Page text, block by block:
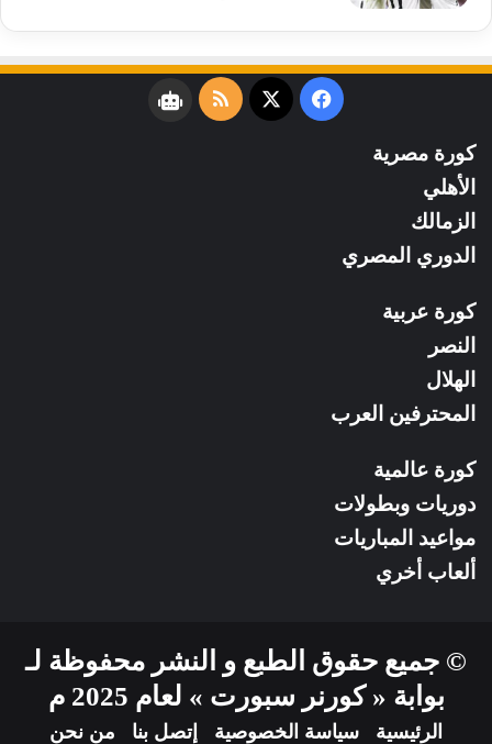
فيسبوك
‫X
ملخصنبض
كورة مصرية
الأهلي
الزمالك
الدوري المصري
كورة عربية
النصر
الهلال
المحترفين العرب
كورة عالمية
دوريات وبطولات
مواعيد المباريات
ألعاب أخري
© جميع حقوق الطبع و النشر محفوظة لـ
بوابة « كورنر سبورت » لعام 2025 م
الرئيسية سياسة الخصوصية إتصل بنا من نحن